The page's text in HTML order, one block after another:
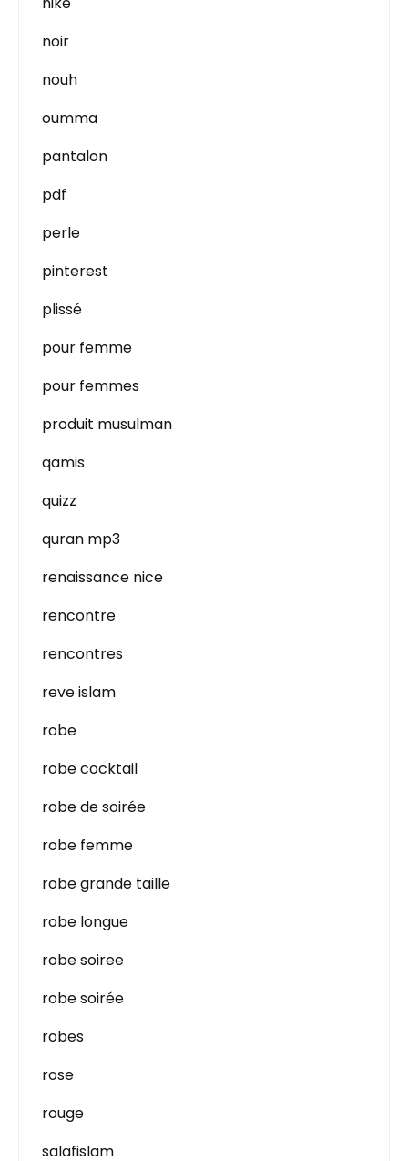
noir
nouh
oumma
pantalon
pdf
perle
pinterest
plissé
pour femme
pour femmes
produit musulman
qamis
quizz
quran mp3
renaissance nice
rencontre
rencontres
reve islam
robe
robe cocktail
robe de soirée
robe femme
robe grande taille
robe longue
robe soiree
robe soirée
robes
rose
rouge
salafislam